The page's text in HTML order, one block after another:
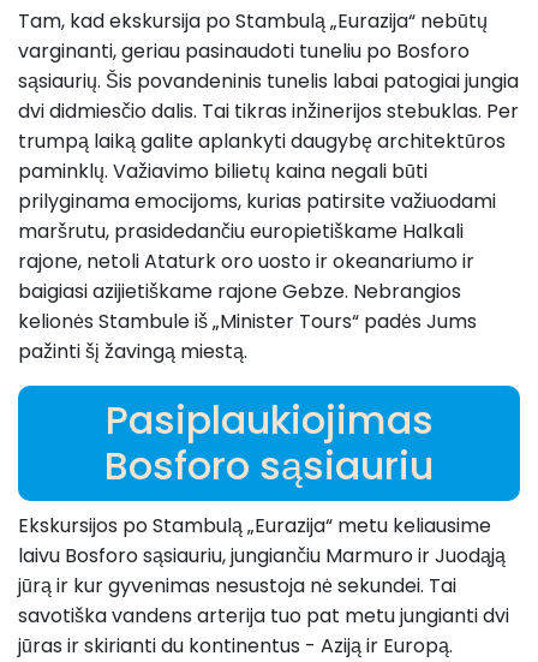
Tam, kad ekskursija po Stambulą „Eurazija“ nebūtų
varginanti, geriau pasinaudoti tuneliu po Bosforo
sąsiaurių. Šis povandeninis tunelis labai patogiai jungia
dvi didmiesčio dalis. Tai tikras inžinerijos stebuklas. Per
trumpą laiką galite aplankyti daugybę architektūros
paminklų. Važiavimo bilietų kaina negali būti
prilyginama emocijoms, kurias patirsite važiuodami
maršrutu, prasidedančiu europietiškame Halkali
rajone, netoli Ataturk oro uosto ir okeanariumo ir
baigiasi azijietiškame rajone Gebze. Nebrangios
kelionės Stambule iš „Minister Tours“ padės Jums
pažinti šį žavingą miestą.
Pasiplaukiojimas
Bosforo sąsiauriu
Ekskursijos po Stambulą „Eurazija“ metu keliausime
laivu Bosforo sąsiauriu, jungiančiu Marmuro ir Juodąją
jūrą ir kur gyvenimas nesustoja nė sekundei. Tai
savotiška vandens arterija tuo pat metu jungianti dvi
jūras ir skirianti du kontinentus - Aziją ir Europą.